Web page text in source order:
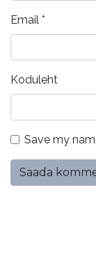
Email *
Koduleht
Save my